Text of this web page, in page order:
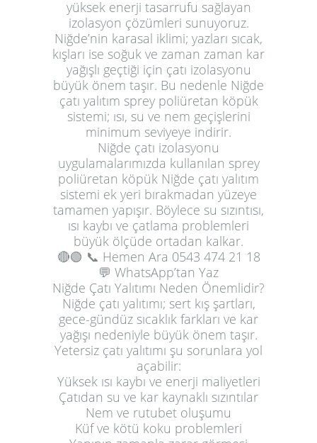
yüksek enerji tasarrufu sağlayan
izolasyon çözümleri sunuyoruz.
Niğde’nin karasal iklimi; yazları sıcak,
kışları ise soğuk ve zaman zaman kar
yağışlı geçtiği için çatı izolasyonu
büyük önem taşır. Bu nedenle Niğde
çatı yalıtım sprey poliüretan köpük
sistemi; ısı, su ve nem geçişlerini
minimum seviyeye indirir.
Niğde çatı izolasyonu
uygulamalarımızda kullanılan sprey
poliüretan köpük Niğde çatı yalıtım
sistemi ek yeri bırakmadan yüzeye
tamamen yapışır. Böylece su sızıntısı,
ısı kaybı ve çatlama problemleri
büyük ölçüde ortadan kalkar.
🔴🟢 📞 Hemen Ara 0543 474 21 18
💬 WhatsApp’tan Yaz
Niğde Çatı Yalıtımı Neden Önemlidir?
Niğde çatı yalıtımı; sert kış şartları,
gece-gündüz sıcaklık farkları ve kar
yağışı nedeniyle büyük önem taşır.
Yetersiz çatı yalıtımı şu sorunlara yol
açabilir:
Yüksek ısı kaybı ve enerji maliyetleri
Çatıdan su ve kar kaynaklı sızıntılar
Nem ve rutubet oluşumu
Küf ve kötü koku problemleri